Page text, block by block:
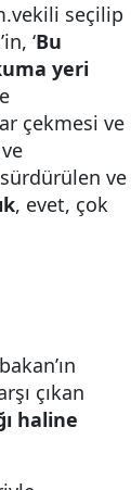
seçilip
‘Bu
yeri
çekmesi ve
ve
, evet, çok
çıkan
haline